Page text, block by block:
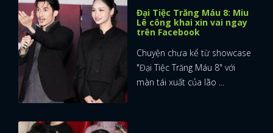
Đại Tiệc Trăng Máu 8: Miu
Lê công khai xin vai ngay
trên Facebook
Chuyện chưa kể từ showcase
"Đại Tiệc Trăng Máu 8" với
màn tái xuất của lão ...